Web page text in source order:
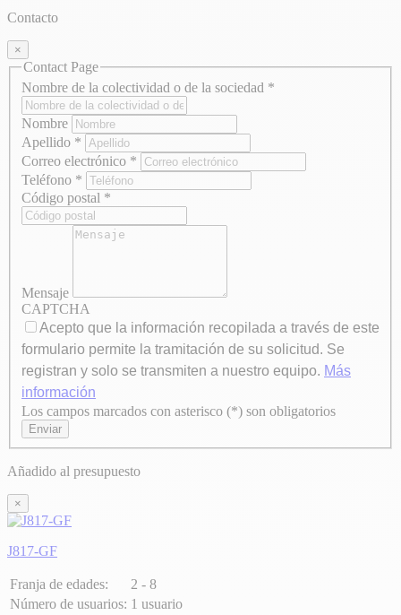
Contacto
×
Contact Page
Nombre de la colectividad o de la sociedad *
Nombre
Apellido *
Correo electrónico *
Teléfono *
Código postal *
Mensaje
CAPTCHA
Acepto que la información recopilada a través de este
formulario permite la tramitación de su solicitud. Se
registran y solo se transmiten a nuestro equipo. Más
información
Axeptio consent
Los campos marcados con asterisco (*) son obligatorios
Enviar
Añadido al presupuesto
×
J817-GF
Franja de edades:
2 - 8
Número de usuarios: 1 usuario